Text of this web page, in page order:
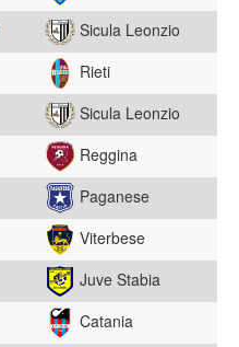
Sicula Leonzio
Rieti
Sicula Leonzio
Reggina
Paganese
Viterbese
Juve Stabia
Catania